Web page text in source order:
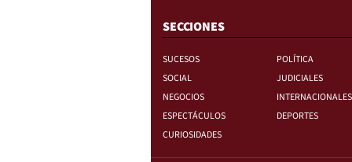
SECCIONES
SUCESOS
POLÍTICA
SOCIAL
JUDICIALES
NEGOCIOS
INTERNACIONALES
ESPECTÁCULOS
DEPORTES
CURIOSIDADES